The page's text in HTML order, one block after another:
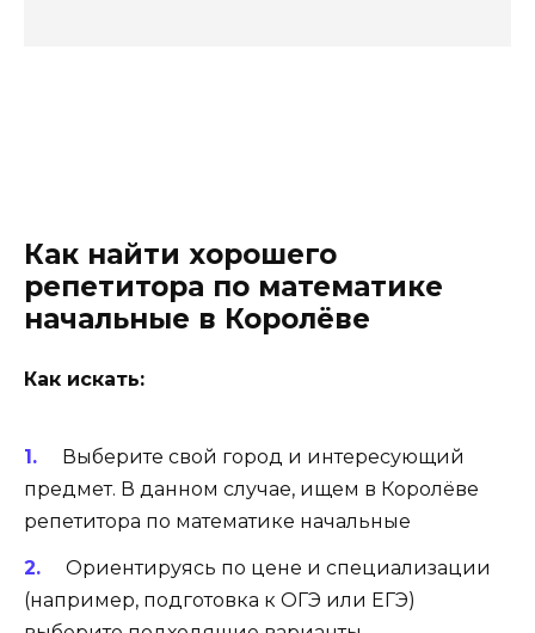
Как найти хорошего
репетитора по математике
начальные в Королёве
Как искать:
Выберите свой город и интересующий
предмет. В данном случае, ищем в Королёве
репетитора по математике начальные
Ориентируясь по цене и специализации
(например, подготовка к ОГЭ или ЕГЭ)